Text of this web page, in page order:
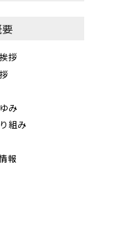
拶
み
組み
報